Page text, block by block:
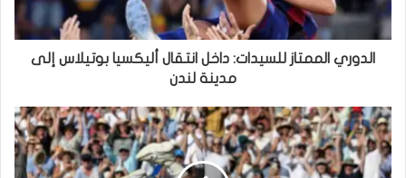
الدوري الممتاز للسيدات: داخل انتقال أليكسيا بوتيلاس إلى
مدينة لندن